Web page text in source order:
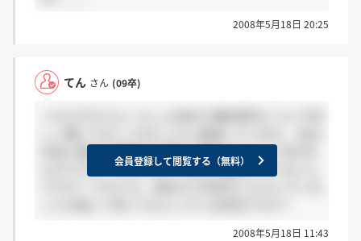
2008年5月18日 20:25
てん さん (09卒)
内定に関する書類を先週中に郵送するように言われ
たのですが、もちきちさんはまだ郵送していないん
会員登録して閲覧する（無料）
2008年5月18日 11:43